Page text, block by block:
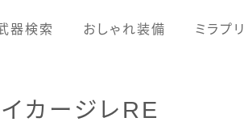
器検索 おしゃれ装備 ミラプリ
男女別デザイン
イカージレRE